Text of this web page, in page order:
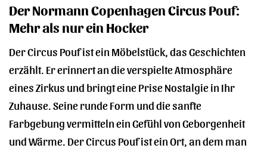
Der Normann Copenhagen Circus Pouf:
Mehr als nur ein Hocker
Der Circus Pouf ist ein Möbelstück, das Geschichten
erzählt. Er erinnert an die verspielte Atmosphäre
eines Zirkus und bringt eine Prise Nostalgie in Ihr
Zuhause. Seine runde Form und die sanfte
Farbgebung vermitteln ein Gefühl von Geborgenheit
und Wärme. Der Circus Pouf ist ein Ort, an dem man